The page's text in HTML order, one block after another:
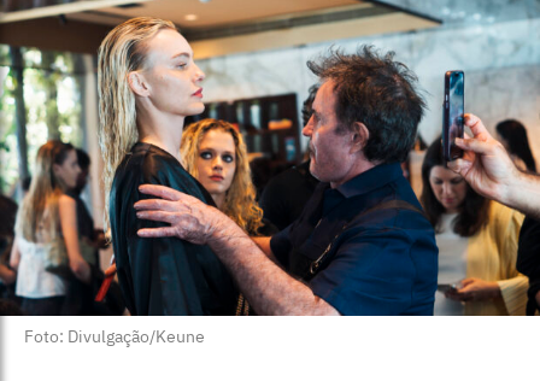
Foto: Divulgação/Keune